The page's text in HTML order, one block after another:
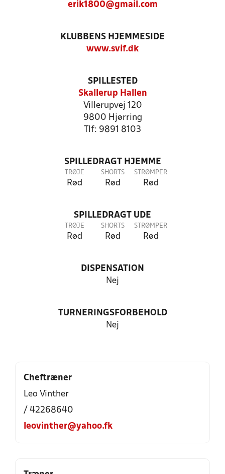
erik1800@gmail.com
KLUBBENS HJEMMESIDE
www.svif.dk
SPILLESTED
Skallerup Hallen
Villerupvej 120
9800 Hjørring
Tlf: 9891 8103
SPILLEDRAGT HJEMME
TRØJE
Rød
SHORTS
Rød
STRØMPER
Rød
SPILLEDRAGT UDE
TRØJE
Rød
SHORTS
Rød
STRØMPER
Rød
DISPENSATION
Nej
TURNERINGSFORBEHOLD
Nej
Cheftræner
Leo Vinther
/ 42268640
leovinther@yahoo.fk